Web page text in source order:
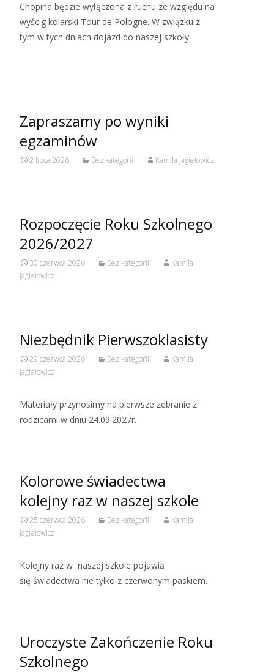
Chopina będzie wyłączona z ruchu ze względu na
wyścig kolarski Tour de Pologne. W związku z
tym w tych dniach dojazd do naszej szkoły
Zapraszamy po wyniki
egzaminów
2 lipca 2026 Bez kategorii Kamila Jagiełowicz
Rozpoczęcie Roku Szkolnego
2026/2027
30 czerwca 2026 Bez kategorii
Kamila
Jagiełowicz
Niezbędnik Pierwszoklasisty
29 czerwca 2026 Bez kategorii
Kamila
Jagiełowicz
Materiały przynosimy na pierwsze zebranie z
rodzicami w dniu 24.09.2027r.
Kolorowe świadectwa
kolejny raz w naszej szkole
25 czerwca 2026 Bez kategorii
Kamila
Jagiełowicz
Kolejny raz w naszej szkole pojawią
się świadectwa nie tylko z czerwonym paskiem.
Uroczyste Zakończenie Roku
Szkolnego